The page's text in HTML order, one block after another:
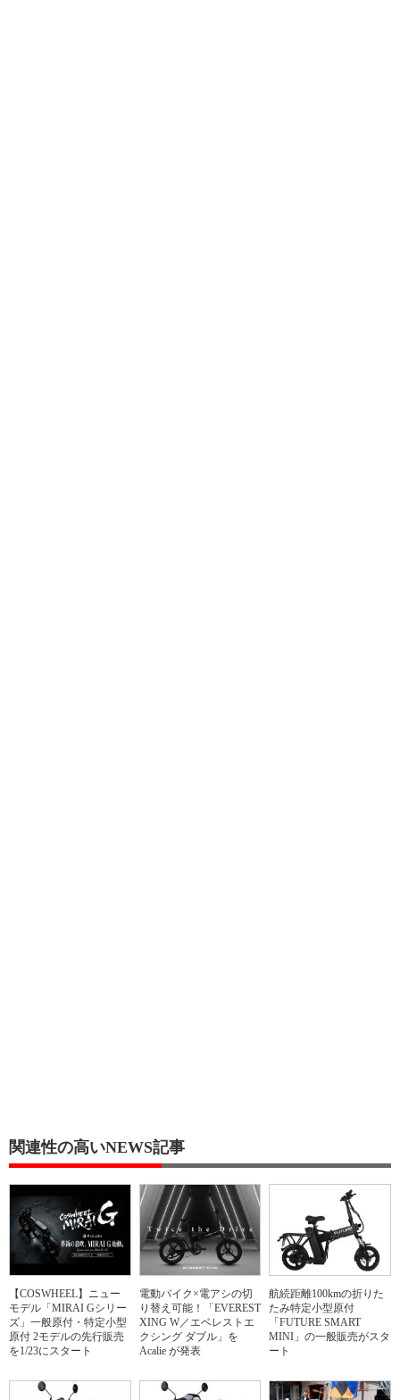
関連性の高いNEWS記事
【COSWHEEL】ニュー
モデル「MIRAI Gシリー
ズ」一般原付・特定小型
原付 2モデルの先行販売
を1/23にスタート
電動バイク×電アシの切
り替え可能！「EVEREST
XING W／エベレストエ
クシング ダブル」を
Acalie が発表
航続距離100kmの折りた
たみ特定小型原付
「FUTURE SMART
MINI」の一般販売がスタ
ート